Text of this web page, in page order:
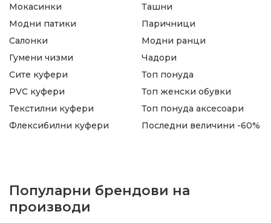
Мокасинки
Модни патики
Салонки
Гумени чизми
Ташни
Паричници
Модни ранци
Чадори
Сите куфери
PVC куфери
Текстилни куфери
Флексибилни куфери
Топ понуда
Топ женски обувки
Топ понуда аксесоари
Последни величини -60%
Популарни брендови на
производи